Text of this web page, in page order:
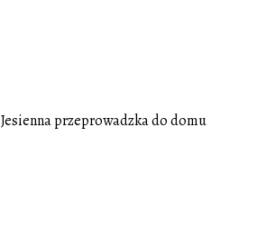
Jesienna przeprowadzka do domu